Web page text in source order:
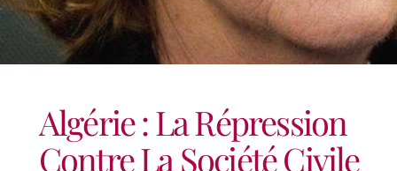
Algérie : La Répression
Contre La Société Civile